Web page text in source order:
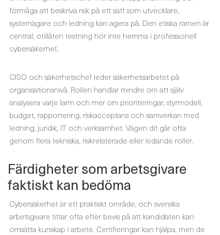
förmåga att beskriva risk på ett sätt som utvecklare,
systemägare och ledning kan agera på. Den etiska ramen är
central; otillåten testning hör inte hemma i professionell
cybersäkerhet.
CISO och säkerhetschef leder säkerhetsarbetet på
organisationsnivå. Rollen handlar mindre om att själv
analysera varje larm och mer om prioriteringar, styrmodell,
budget, rapportering, riskacceptans och samverkan med
ledning, juridik, IT och verksamhet. Vägen dit går ofta
genom flera tekniska, riskrelaterade eller ledande roller.
Färdigheter som arbetsgivare
faktiskt kan bedöma
Cybersäkerhet är ett praktiskt område, och svenska
arbetsgivare tittar ofta efter bevis på att kandidaten kan
omsätta kunskap i arbete. Certifieringar kan hjälpa, men de